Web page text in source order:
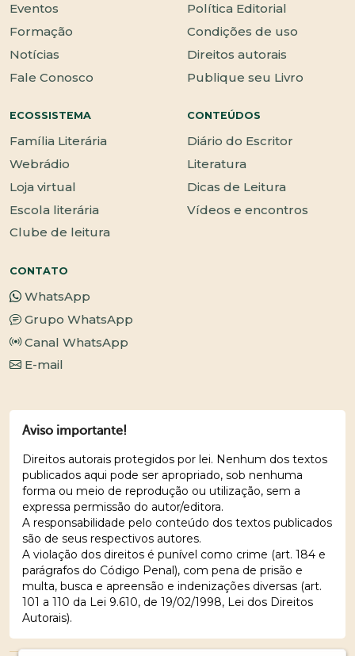
Eventos
Formação
Notícias
Fale Conosco
Política Editorial
Condições de uso
Direitos autorais
Publique seu Livro
ECOSSISTEMA
Família Literária
Webrádio
Loja virtual
Escola literária
Clube de leitura
CONTEÚDOS
Diário do Escritor
Literatura
Dicas de Leitura
Vídeos e encontros
CONTATO
WhatsApp
Grupo WhatsApp
Canal WhatsApp
E-mail
Aviso importante!
Direitos autorais protegidos por lei. Nenhum dos textos
publicados aqui pode ser apropriado, sob nenhuma
forma ou meio de reprodução ou utilização, sem a
expressa permissão do autor/editora.
A responsabilidade pelo conteúdo dos textos publicados
são de seus respectivos autores.
A violação dos direitos é punível como crime (art. 184 e
parágrafos do Código Penal), com pena de prisão e
multa, busca e apreensão e indenizações diversas (art.
101 a 110 da Lei 9.610, de 19/02/1998, Lei dos Direitos
Autorais).